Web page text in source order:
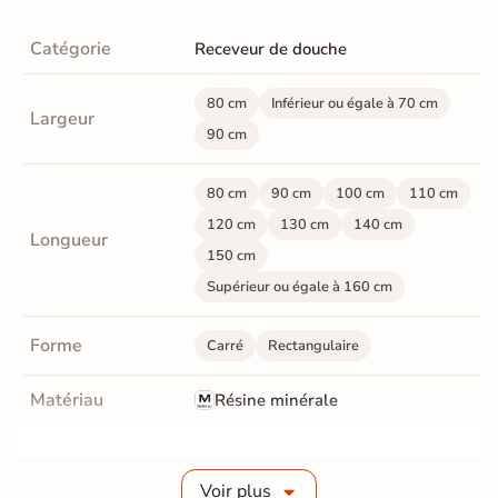
Catégorie Receveur de douche
Largeur
80 cm
Inférieur ou égale à 70 cm
90 cm
Longueur
80 cm 90 cm 100 cm
110 cm
120 cm
130 cm
140 cm
150 cm
Supérieur ou égale à 160 cm
Forme Carré Rectangulaire
Matériau Résine minérale
Voir plus